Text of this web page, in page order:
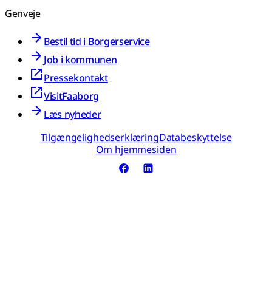
Genveje
Bestil tid i Borgerservice
Job i kommunen
Pressekontakt
VisitFaaborg
Læs nyheder
TilgængelighedserklæringDatabeskyttelse
Om hjemmesiden